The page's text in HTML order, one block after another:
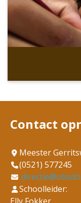
Contact
Meester
(0521) 577245
Schoolleider: